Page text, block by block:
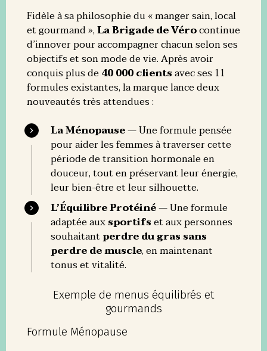
Fidèle à sa philosophie du « manger sain, local
et gourmand »,La Brigade de Vérocontinue
d’innover pour accompagner chacun selon ses
objectifs et son mode de vie. Après avoir
conquis plus de40 000 clientsavec ses 11
formules existantes, la marque lance deux
nouveautés très attendues :
La Ménopause— Une formule pensée
pour aider les femmes à traverser cette
période de transition hormonale en
douceur, tout en préservant leur énergie,
leur bien-être et leur silhouette.
L’Équilibre Protéiné— Une formule
adaptée auxsportifset aux personnes
souhaitantperdre du gras sans
perdre de muscle, en maintenant
tonus et vitalité.
Exemple de menus équilibrés et
gourmands
Formule Ménopause